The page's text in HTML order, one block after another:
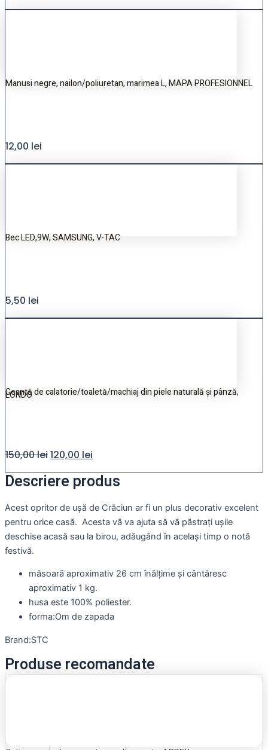
Manusi negre, nailon/poliuretan, marimea L, MAPA PROFESIONNEL
12,00 lei
Bec LED,9W, SAMSUNG, V-TAC
5,50 lei
Geantă de calatorie/toaletă/machiaj din piele naturală și pânză,
LONDO
150,00lei120,00 lei
Descriere produs
Acest opritor de ușă de Crăciun ar fi un plus decorativ excelent
pentru orice casă. Acesta vă va ajuta să vă păstrați ușile
deschise acasă sau la birou, adăugând în același timp o notă
festivă.
măsoară aproximativ 26 cm înălțime și cântăresc
aproximativ 1 kg.
husa este 100% poliester.
forma:Om de zapada
Brand:STC
Produse recomandate